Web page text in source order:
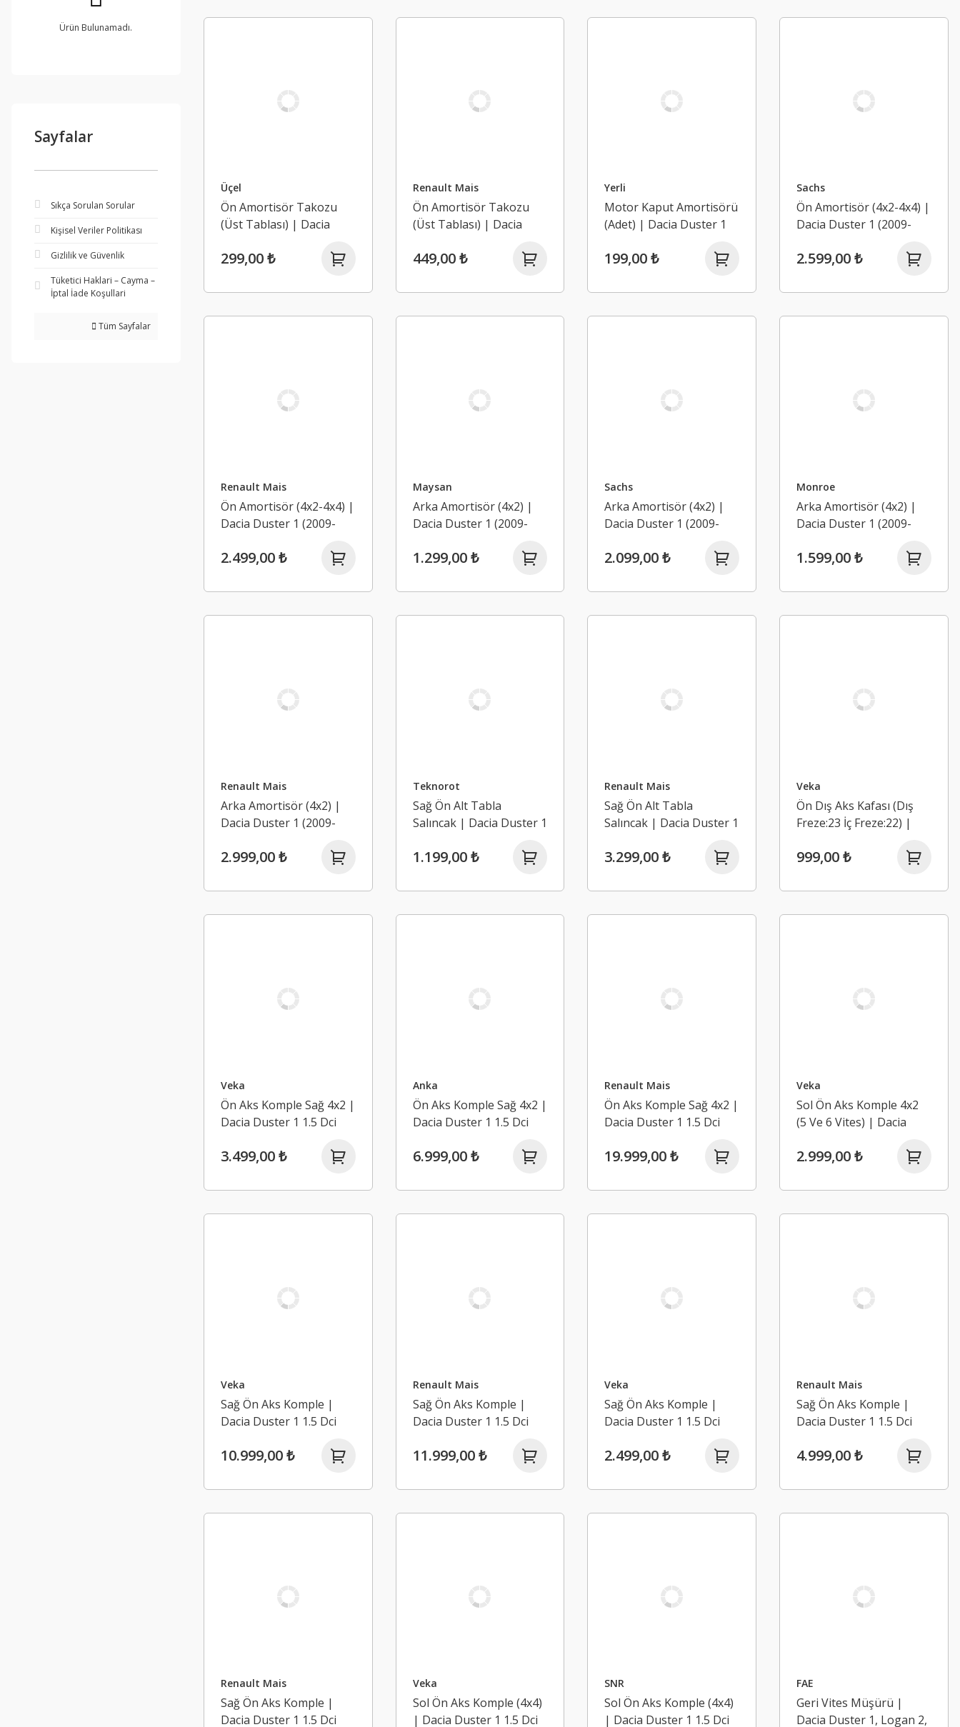
Ürün Bulunamadı.
Sayfalar
Sıkça Sorulan Sorular
Kişisel Veriler Politikası
Gizlilik ve Güvenlik
Tüketici Haklari – Cayma –
İptal İade Koşullari
Tüm Sayfalar
Üçel
Ön Amortisör Takozu
(Üst Tablası) | Dacia
Duster 2 (2013-2023)
299,00 ₺
Renault Mais
Ön Amortisör Takozu
(Üst Tablası) | Dacia
Duster 2 (2013-2023)
449,00 ₺
Yerli
Motor Kaput Amortisörü
(Adet) | Dacia Duster 1
199,00 ₺
Sachs
Ön Amortisör (4x2-4x4) |
Dacia Duster 1 (2009-
2.599,00 ₺
Renault Mais
Ön Amortisör (4x2-4x4) |
Dacia Duster 1 (2009-
2.499,00 ₺
Maysan
Arka Amortisör (4x2) |
Dacia Duster 1 (2009-
1.299,00 ₺
Sachs
Arka Amortisör (4x2) |
Dacia Duster 1 (2009-
2.099,00 ₺
Monroe
Arka Amortisör (4x2) |
Dacia Duster 1 (2009-
1.599,00 ₺
Renault Mais
Arka Amortisör (4x2) |
Dacia Duster 1 (2009-
2.999,00 ₺
Teknorot
Sağ Ön Alt Tabla
Salıncak | Dacia Duster 1
1.199,00 ₺
Renault Mais
Sağ Ön Alt Tabla
Salıncak | Dacia Duster 1
3.299,00 ₺
Veka
Ön Dış Aks Kafası (Dış
Freze:23 İç Freze:22) |
K9K
999,00 ₺
Veka
Ön Aks Komple Sağ 4x2 |
Dacia Duster 1 1.5 Dci
3.499,00 ₺
Anka
Ön Aks Komple Sağ 4x2 |
Dacia Duster 1 1.5 Dci
6.999,00 ₺
Renault Mais
Ön Aks Komple Sağ 4x2 |
Dacia Duster 1 1.5 Dci
19.999,00 ₺
Veka
Sol Ön Aks Komple 4x2
(5 Ve 6 Vites) | Dacia
Dci K9K (2009-2017)
2.999,00 ₺
Veka
Sağ Ön Aks Komple |
Dacia Duster 1 1.5 Dci
10.999,00 ₺
Renault Mais
Sağ Ön Aks Komple |
Dacia Duster 1 1.5 Dci
11.999,00 ₺
Veka
Sağ Ön Aks Komple |
Dacia Duster 1 1.5 Dci
2.499,00 ₺
Renault Mais
Sağ Ön Aks Komple |
Dacia Duster 1 1.5 Dci
4.999,00 ₺
Renault Mais
Sağ Ön Aks Komple |
Dacia Duster 1 1.5 Dci
Veka
Sol Ön Aks Komple (4x4)
| Dacia Duster 1 1.5 Dci
SNR
Sol Ön Aks Komple (4x4)
| Dacia Duster 1 1.5 Dci
FAE
Geri Vites Müşürü |
Dacia Duster 1, Logan 2,